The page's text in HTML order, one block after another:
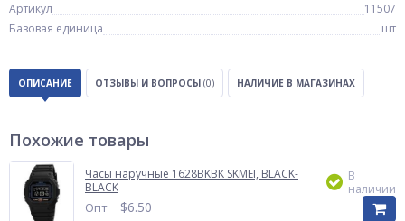
Артикул
11507
Базовая единица
шт
ОПИСАНИЕ ОТЗЫВЫ И ВОПРОСЫ (0) НАЛИЧИЕ В МАГАЗИНАХ
Похожие товары
Часы наручные 1628BKBK SKMEI, BLACK-
BLACK
Опт $6.50
В
наличии